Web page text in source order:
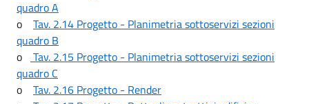
quadro A
o Tav. 2.14 Progetto - Planimetria sottoservizi sezioni
quadro B
o
Tav. 2.15 Progetto - Planimetria sottoservizi sezioni
quadro C
o Tav. 2.16 Progetto - Render